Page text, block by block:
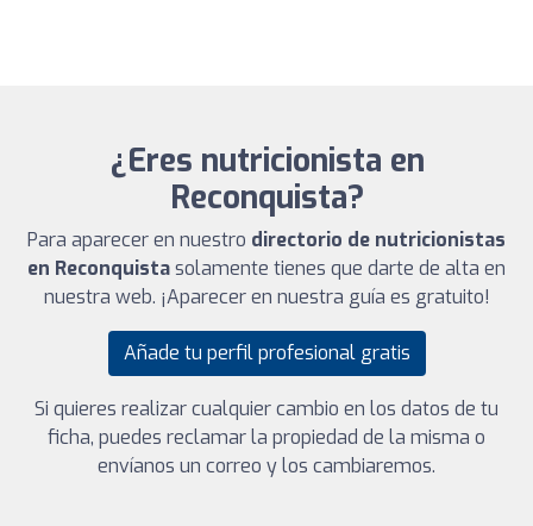
¿Eres nutricionista en
Reconquista?
Para aparecer en nuestro directorio de nutricionistas
en Reconquistasolamente tienes que darte de alta en
nuestra web. ¡Aparecer en nuestra guía es gratuito!
Añade tu perfil profesional gratis
Si quieres realizar cualquier cambio en los datos de tu
ficha, puedes reclamar la propiedad de la misma o
envíanos un correo y los cambiaremos.